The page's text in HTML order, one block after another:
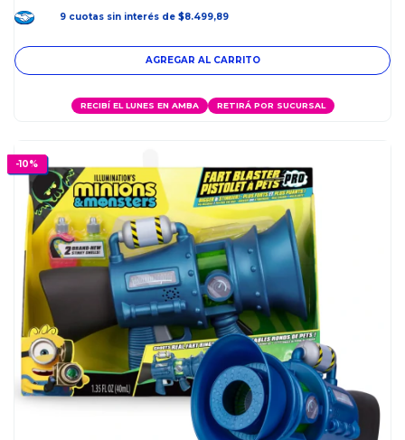
9 cuotas sin interés de $8.499,89
RECIBÍ EL LUNES EN AMBA RETIRÁ POR SUCURSAL
-10%